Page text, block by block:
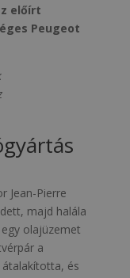
előírt
Peugeot
Jean-Pierre
majd halála
olajüzemet
a
és